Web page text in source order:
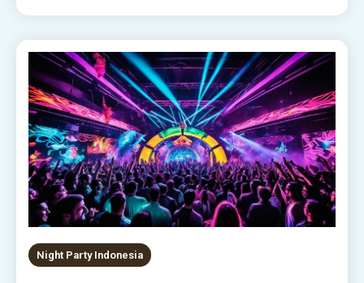
Night Party Indonesia